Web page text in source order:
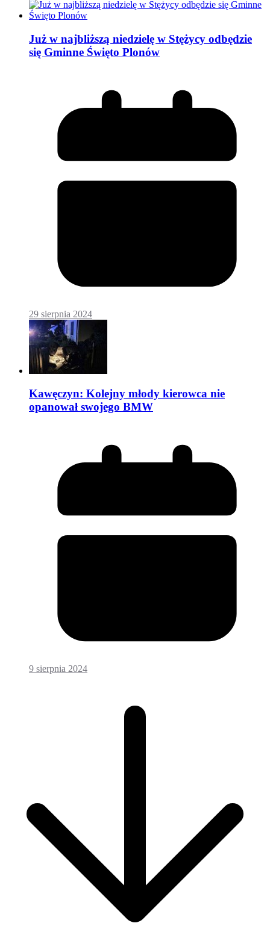
Już w najbliższą niedzielę w Stężycy odbędzie
się Gminne Święto Plonów
29 sierpnia 2024
Kawęczyn: Kolejny młody kierowca nie
opanował swojego BMW
9 sierpnia 2024